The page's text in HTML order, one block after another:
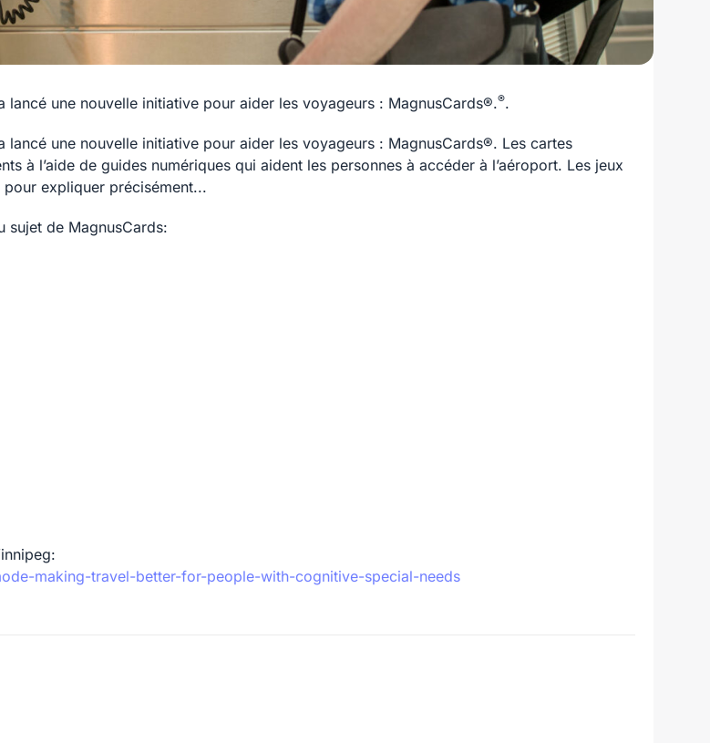
une nouvelle initiative pour aider les voyageurs : MagnusCards®.®.
une nouvelle initiative pour aider les voyageurs : MagnusCards®. Les cartes
à l’aide de guides numériques qui aident les personnes à accéder à l’aéroport. Les jeux
expliquer précisément...
sujet de MagnusCards:
making-travel-better-for-people-with-cognitive-special-needs